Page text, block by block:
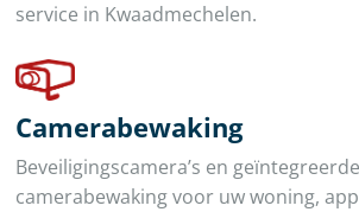
service in Kwaadmechelen.
Camerabewaking
Beveiligingscamera’s en geïntegreerde
camerabewaking voor uw woning,